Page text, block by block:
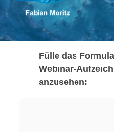
Fülle das
Webinar-
anzusehen: